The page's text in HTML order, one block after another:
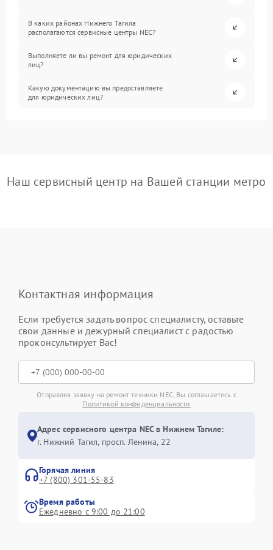
В каких районах Нижнего Тагила
располагаются сервисные центры NEC?
Выполняете ли вы ремонт для юридических
лиц?
Какую документацию вы предоставляете
для юридических лиц?
Наш сервисный центр на Вашей станции метро
Контактная информация
Если требуется задать вопрос специалисту, оставьте
свои данные и дежурный специалист с радостью
проконсультирует Вас!
Отправляя заявку на ремонт техники NEC, Вы соглашаетесь с
Политикой конфиденциальности
Адрес сервисного центра NEC в Нижнем Тагиле:
г. Нижний Тагил, просп. Ленина, 22
Горячая линия
+7 (800) 301-55-83
Время работы
Ежедневно с 9:00 до 21:00